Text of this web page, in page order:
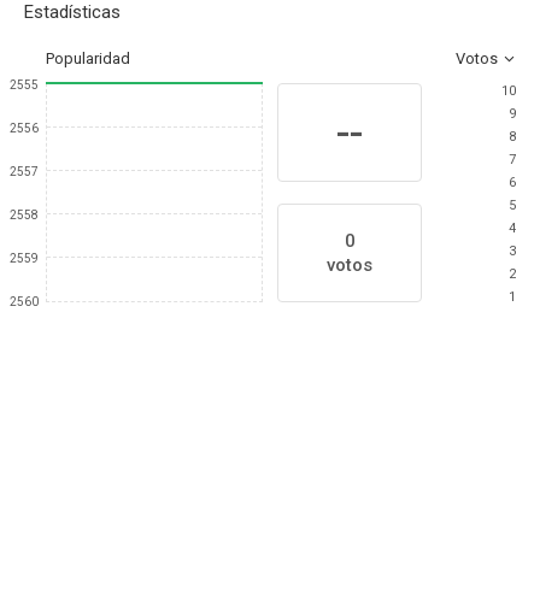
Estadísticas
Popularidad Votos
2555
2556
2557
2558
2559
2560
--
0
votos
10
9
8
7
6
5
4
3
2
1